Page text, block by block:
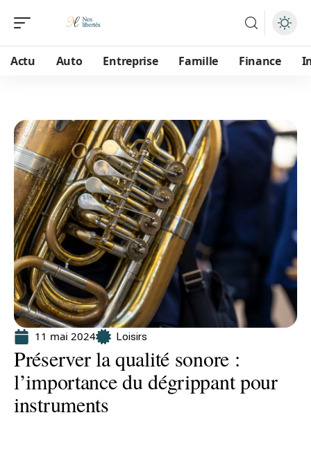
Actu Auto Entreprise Famille Finance
11 mai 2024 Loisirs
Préserver la qualité sonore :
l’importance du dégrippant pour
instruments